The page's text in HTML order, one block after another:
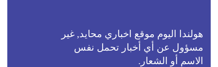
هولندا اليوم موقع اخباري محايد, غير
مسؤول عن أي أخبار تحمل نفس
الاسم أو الشعار.